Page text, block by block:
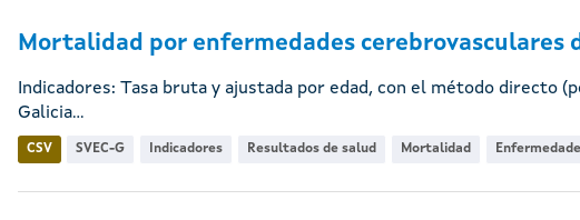
Mortalidad por enfermedades cerebrovasculares
Indicadores: Tasa bruta y ajustada por edad, con el método directo
Galicia...
CSV SVEC-G Indicadores Resultados de salud Mortalidad